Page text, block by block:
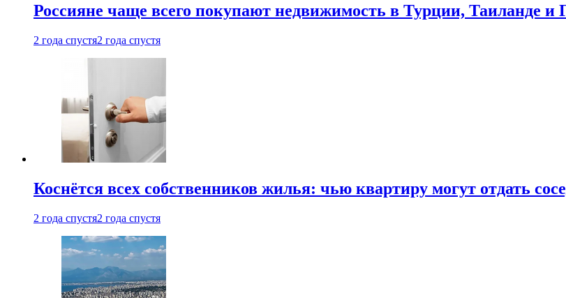
Россияне чаще всего покупают недвижимость в Турции, Таиланде и
2 года спустя2 года спустя
Коснётся всех собственников жилья: чью квартиру могут отдать
2 года спустя2 года спустя